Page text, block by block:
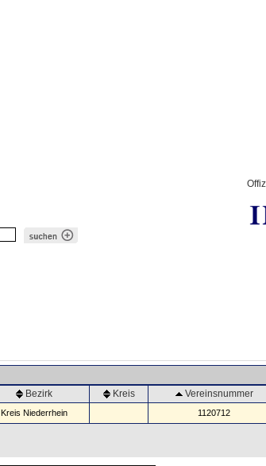
Bezirk Kreis Vereinsnummer
Kreis Niederrhein 1120712